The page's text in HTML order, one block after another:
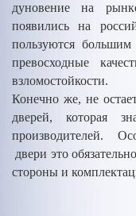
дуновение на
появились на
пользуются
превосходные
взломостойкости.
Конечно же, не
дверей, которая
производителей.
двери это
стороны и